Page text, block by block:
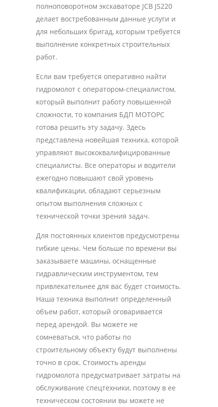
полноповоротном экскаваторе JCB JS220
делает востребованным данные услуги и
для небольших бригад, которым требуется
выполнение конкретных строительных
работ.
Если вам требуется оперативно найти
гидромолот с оператором-специалистом,
который выполнит работу повышенной
сложности, то компания БДП МОТОРС
готова решить эту задачу. Здесь
представлена новейшая техника, которой
управляют высококвалифицированные
специалисты. Все операторы и водители
ежегодно повышают свой уровень
квалификации, обладают серьезным
опытом выполнения сложных с
технической точки зрения задач.
Для постоянных клиентов предусмотрены
гибкие цены. Чем больше по времени вы
заказываете машины, оснащенные
гидравлическим инструментом, тем
привлекательнее для вас будет стоимость.
Наша техника выполнит определенный
объем работ, который оговаривается
перед арендой. Вы можете не
сомневаться, что работы по
строительному объекту будут выполнены
точно в срок. Стоимость аренды
гидромолота предусматривает затраты на
обслуживание спецтехники, поэтому в ее
техническом состоянии вы можете не